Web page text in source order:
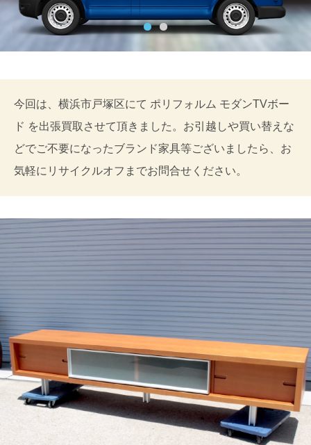
今回は、横浜市戸塚区にて ポリフォルム モダンTVボー
ド を出張買取させて頂きました。お引越しや買い替えな
どでご不要になったブランド家具等ございましたら、お
気軽にリサイクルオフまでお問合せください。